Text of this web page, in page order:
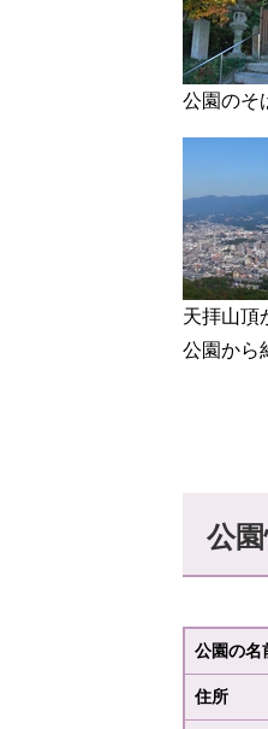
公園のそ
天拝山頂
公園から
公
公園の名
住所